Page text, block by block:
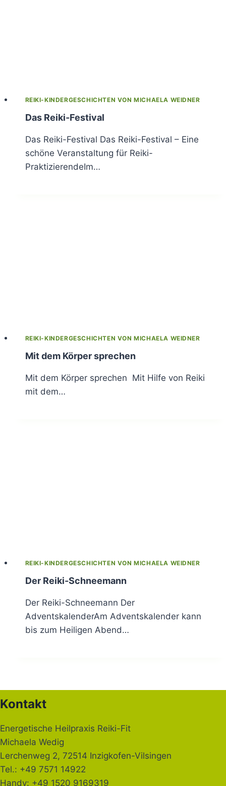
REIKI-KINDERGESCHICHTEN VON MICHAELA WEIDNER
Das Reiki-Festival
Das Reiki-Festival Das Reiki-Festival – Eine
schöne Veranstaltung für Reiki-
PraktizierendeIm…
REIKI-KINDERGESCHICHTEN VON MICHAELA WEIDNER
Mit dem Körper sprechen
Mit dem Körper sprechen Mit Hilfe von Reiki
mit dem…
REIKI-KINDERGESCHICHTEN VON MICHAELA WEIDNER
Der Reiki-Schneemann
Der Reiki-Schneemann Der
AdventskalenderAm Adventskalender kann
bis zum Heiligen Abend…
Kontakt
Energetische Heilpraxis Reiki-Fit
Michaela Wedig
Lerchenweg 2, 72514 Inzigkofen-Vilsingen
Tel.: +49 7571 14922
Handy: +49 1520 9169319